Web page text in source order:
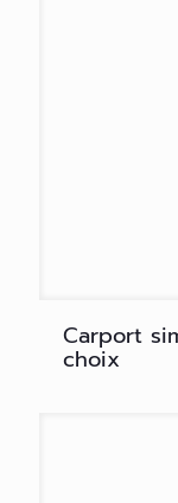
Carport
choix